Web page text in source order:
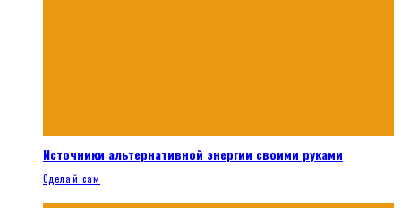
Источники альтернативной энергии своими руками
Сделай сам